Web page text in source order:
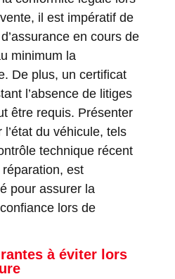
il est impératif de
en cours de
minimum la
De plus, un certificat
l’absence de litiges
être requis. Présenter
du véhicule, tels
technique récent
est
pour assurer la
lors de
à éviter lors